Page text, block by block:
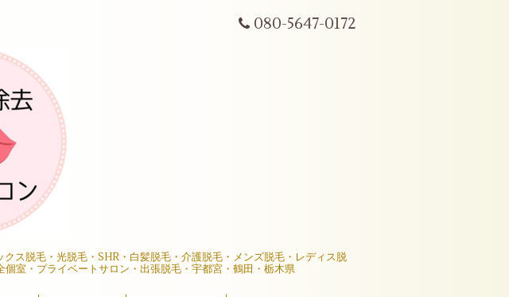
080-5647-0172
ス脱毛・光脱毛・SHR・白髪脱毛・介護脱毛・メンズ脱毛・レディス脱
室・プライベートサロン・出張脱毛・宇都宮・鶴田・栃木県